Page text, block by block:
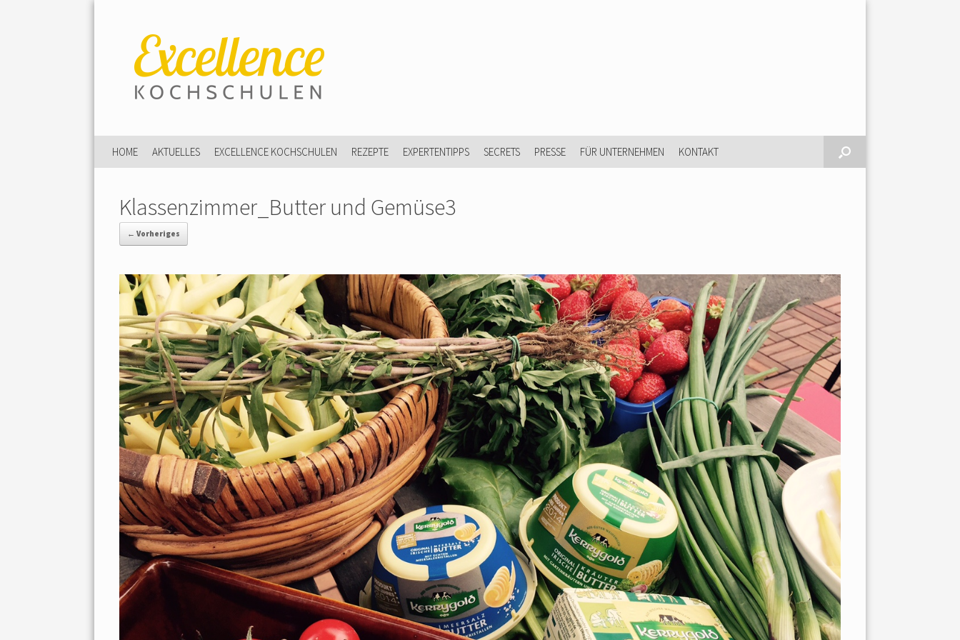
HOME AKTUELLES EXCELLENCE KOCHSCHULEN REZEPTE EXPERTENTIPPS SECRETS PRESSE FÜR UNTERNEHMEN KONTAKT
Klassenzimmer_Butter und Gemüse3
← Vorheriges